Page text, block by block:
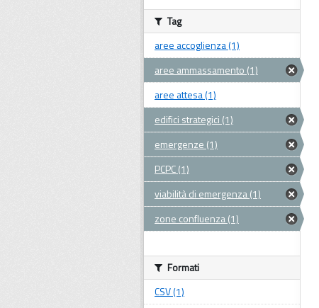
Tag
aree accoglienza (1)
aree ammassamento (1)
aree attesa (1)
edifici strategici (1)
emergenze (1)
PCPC (1)
viabilità di emergenza (1)
zone confluenza (1)
Formati
CSV (1)